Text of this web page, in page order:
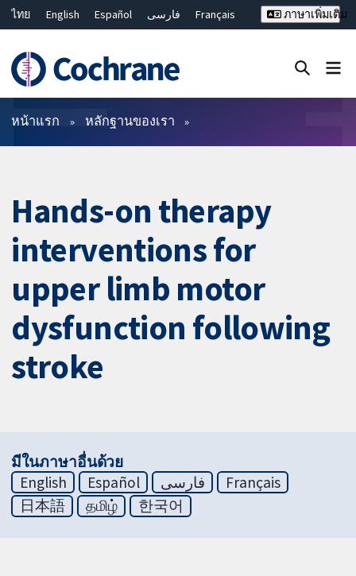
ไทย English Español فارسی
Français
Bahasa Malaysia
繁體中文 简体中文
ภาษาเพิ่มเติม
ตัวกรอง
หน้าแรก หลักฐานของเรา
Hands-on therapy
interventions for
upper limb motor
dysfunction following
stroke
มีในภาษาอื่นด้วย
English
Español فارسی
Français
日本語
தமிழ் 한국어